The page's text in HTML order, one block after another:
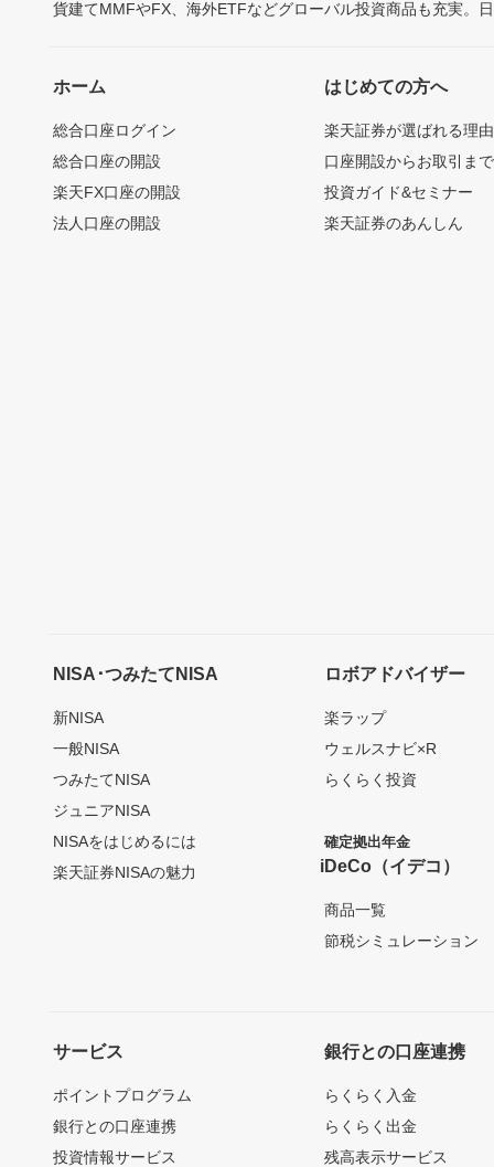
貨建てMMFやFX、海外ETFなどグローバル投資商品も充実。
ホーム
総合口座ログイン
総合口座の開設
楽天FX口座の開設
法人口座の開設
はじめての方へ
楽天証券が選ばれる理由
口座開設からお取引ま
投資ガイド&セミナー
楽天証券のあんしん
NISA･つみたてNISA
新NISA
一般NISA
つみたてNISA
ジュニアNISA
NISAをはじめるには
楽天証券NISAの魅力
ロボアドバイザー
楽ラップ
ウェルスナビ×R
らくらく投資
確定拠出年金
iDeCo（イデコ）
商品一覧
節税シミュレーション
サービス
ポイントプログラム
銀行との口座連携
投資情報サービス
銀行との口座連携
らくらく入金
らくらく出金
残高表示サービス